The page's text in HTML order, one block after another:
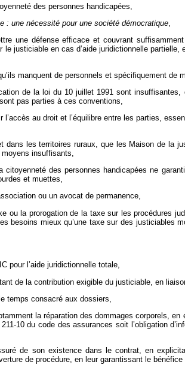
des personnes handicapées,
: une nécessité pour une société démocratique,
une défense efficace et couvrant
justiciable en cas d’aide juridictionnelle
manquent de personnels et spécifiquement de
de la loi du 10 juillet 1991 sont
pas parties à ces conventions,
au droit et l’équilibre entre les parties,
les territoires ruraux, que les Maison de la
insuffisants,
des personnes handicapées ne
et muettes,
ou un avocat de permanence,
ou la prorogation de la taxe sur les procédures
mieux qu’une taxe sur des justiciables
pour l’aide juridictionnelle totale,
de la contribution exigible du justiciable, en
temps consacré aux dossiers,
la réparation des dommages corporels,
10 du code des assurances soit l’obligation
de son existence dans le contrat, en
de procédure, en leur garantissant le